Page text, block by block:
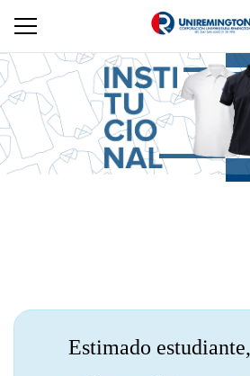
Estimado estudiante,